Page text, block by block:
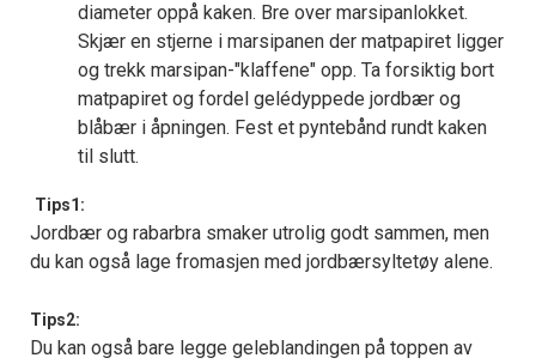
diameter oppå kaken. Bre over marsipanlokket.
Skjær en stjerne i marsipanen der matpapiret ligger
og trekk marsipan-"klaffene" opp. Ta forsiktig bort
matpapiret og fordel gelédyppede jordbær og
blåbær i åpningen. Fest et pyntebånd rundt kaken
til slutt.
Tips1:
Jordbær og rabarbra smaker utrolig godt sammen, men
du kan også lage fromasjen med jordbærsyltetøy alene.
Tips2:
Du kan også bare legge geleblandingen på toppen av